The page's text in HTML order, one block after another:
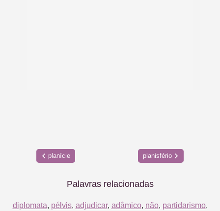
planície planisfério
Palavras relacionadas
diplomata, pélvis, adjudicar, adâmico, não, partidarismo,